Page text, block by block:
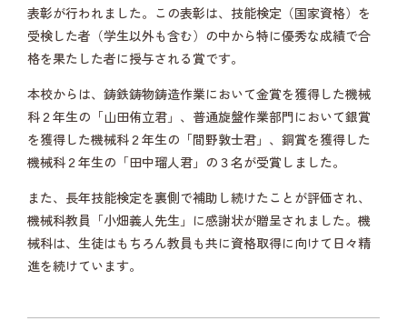
表彰が行われました。この表彰は、技能検定（国家資格）を
受検した者（学生以外も含む）の中から特に優秀な成績で合
格を果たした者に授与される賞です。
本校からは、鋳鉄鋳物鋳造作業において金賞を獲得した機械
科２年生の「山田侑立君」、普通旋盤作業部門において銀賞
を獲得した機械科２年生の「間野敦士君」、銅賞を獲得した
機械科２年生の「田中瑠人君」の３名が受賞しました。
また、長年技能検定を裏側で補助し続けたことが評価され、
機械科教員「小畑義人先生」に感謝状が贈呈されました。機
械科は、生徒はもちろん教員も共に資格取得に向けて日々精
進を続けています。